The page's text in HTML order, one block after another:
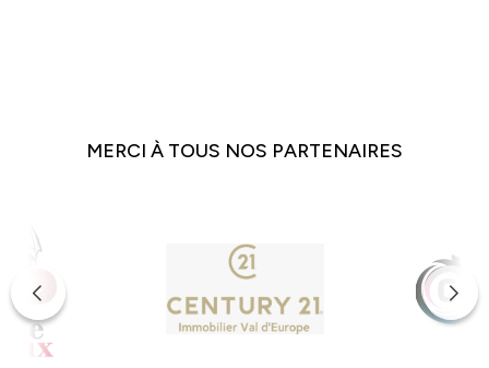
MERCI À TOUS NOS PARTENAIRES